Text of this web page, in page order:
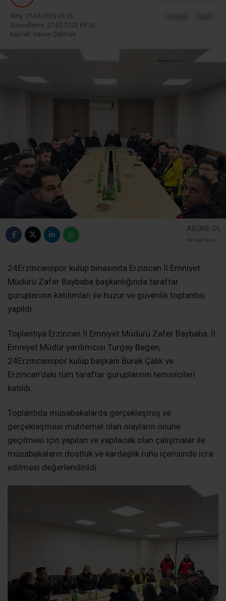
Giriş: 27-02-2025 09:26
Güncelleme: 27-02-2025 09:26
Kaynak: Hasan Çakmak
Asayiş Spor
ABONE OL
24Erzincanspor kulüp binasında Erzincan İl Emniyet
Müdürü Zafer Baybaba başkanlığında taraftar
guruplarının katılımları ile huzur ve güvenlik toplantısı
yapıldı.
Toplantıya Erzincan İl Emniyet Müdürü Zafer Baybaba, İl
Emniyet Müdür yardımcısı Turgay Begen,
24Erzincanspor kulüp başkanı Burak Çalık ve
Erzincan’daki tüm taraftar guruplarının temsilcileri
katıldı.
Toplantıda müsabakalarda gerçekleşmiş ve
gerçekleşmesi muhtemel olan olayların önüne
geçilmesi için yapılan ve yapılacak olan çalışmalar ile
müsabakaların dostluk ve kardeşlik ruhu içerisinde icra
edilmesi değerlendirildi.